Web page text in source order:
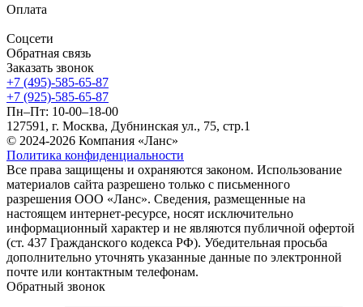
Оплата
Соцсети
Обратная связь
Заказать звонок
+7 (495)-585-65-87
+7 (925)-585-65-87
Пн–Пт: 10-00–18-00
127591, г. Москва, Дубнинская ул., 75, стр.1
© 2024-2026 Компания «Ланс»
Политика конфиденциальности
Все права защищены и охраняются законом. Использование
материалов сайта разрешено только с письменного
разрешения ООО «Ланс». Сведения, размещенные на
настоящем интернет-ресурсе, носят исключительно
информационный характер и не являются публичной офертой
(ст. 437 Гражданского кодекса РФ). Убедительная просьба
дополнительно уточнять указанные данные по электронной
почте или контактным телефонам.
Обратный звонок